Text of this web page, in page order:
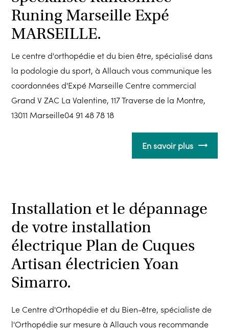
Runing Marseille Expé
MARSEILLE.
Le centre d'orthopédie et du bien être, spécialisé dans
la podologie du sport, à Allauch vous communique les
coordonnées d'Expé Marseille Centre commercial
Grand V ZAC La Valentine, 117 Traverse de la Montre,
13011 Marseille04 91 48 78 18
En savoir plus
Installation et le dépannage
de votre installation
électrique Plan de Cuques
Artisan électricien Yoan
Simarro.
Le Centre d'Orthopédie et du Bien-être, spécialiste de
l'Orthopédie sur mesure à Allauch vous recommande